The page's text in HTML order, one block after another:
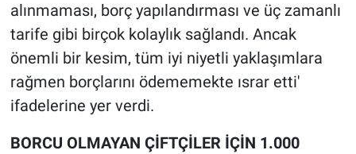
alınmaması, borç yapılandırması ve üç zamanlı
tarife gibi birçok kolaylık sağlandı. Ancak
önemli bir kesim, tüm iyi niyetli yaklaşımlara
rağmen borçlarını ödememekte ısrar etti'
ifadelerine yer verdi.
BORCU OLMAYAN ÇİFTÇİLER İÇİN 1.000